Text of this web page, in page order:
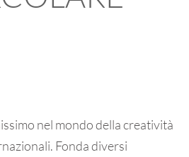
nel mondo della creatività
Fonda diversi